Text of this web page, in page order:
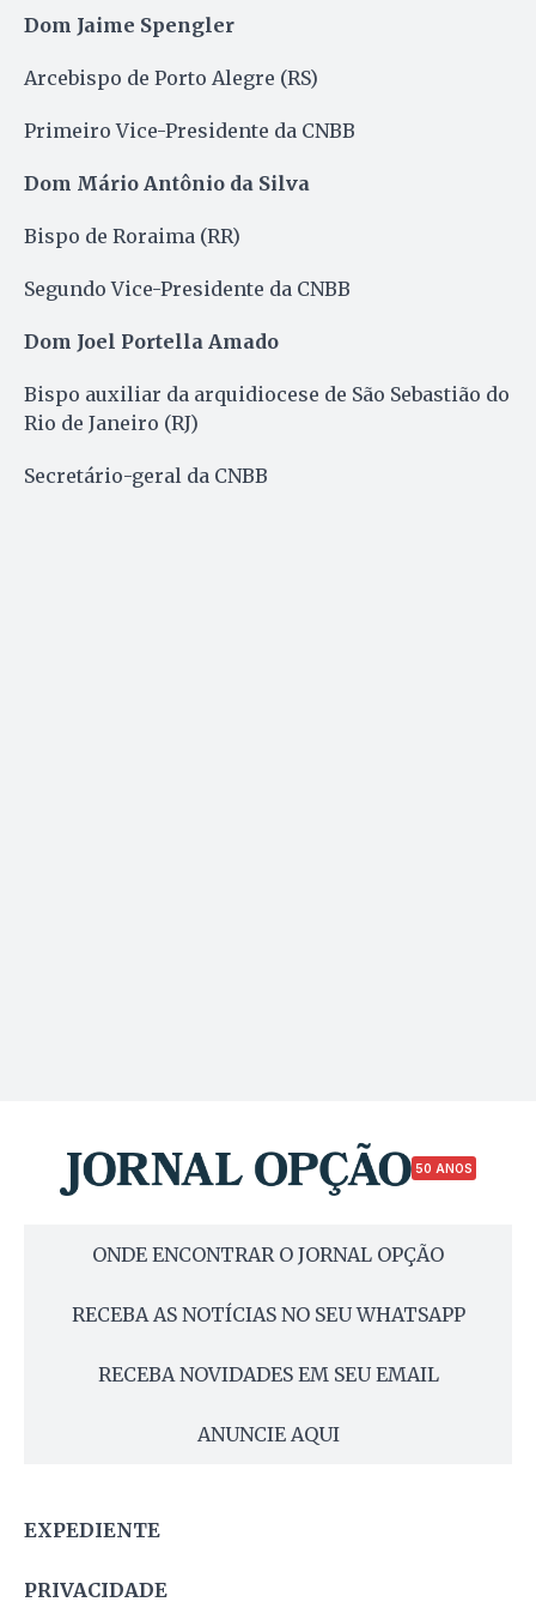
Dom Jaime Spengler
Arcebispo de Porto Alegre (RS)
Primeiro Vice-Presidente da CNBB
Dom Mário Antônio da Silva
Bispo de Roraima (RR)
Segundo Vice-Presidente da CNBB
Dom Joel Portella Amado
Bispo auxiliar da arquidiocese de São Sebastião do
Rio de Janeiro (RJ)
Secretário-geral da CNBB
50 ANOS
ONDE ENCONTRAR O JORNAL OPÇÃO
RECEBA AS NOTÍCIAS NO SEU WHATSAPP
RECEBA NOVIDADES EM SEU EMAIL
ANUNCIE AQUI
EXPEDIENTE
PRIVACIDADE